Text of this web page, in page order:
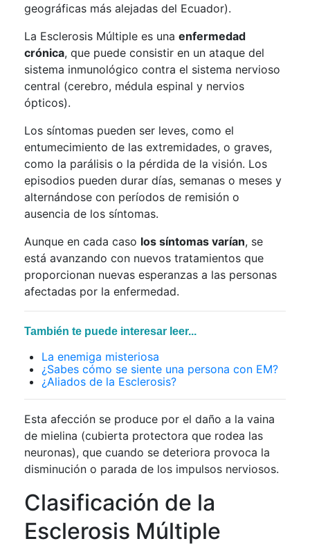
geográficas más alejadas del Ecuador).
La Esclerosis Múltiple es una enfermedad
crónica, que puede consistir en un ataque del
sistema inmunológico contra el sistema nervioso
central (cerebro, médula espinal y nervios
ópticos).
Los síntomas pueden ser leves, como el
entumecimiento de las extremidades, o graves,
como la parálisis o la pérdida de la visión. Los
episodios pueden durar días, semanas o meses y
alternándose con períodos de remisión o
ausencia de los síntomas.
Aunque en cada caso los síntomas varían, se
está avanzando con nuevos tratamientos que
proporcionan nuevas esperanzas a las personas
afectadas por la enfermedad.
También te puede interesar leer...
La enemiga misteriosa
¿Sabes cómo se siente una persona con EM?
¿Aliados de la Esclerosis?
Esta afección se produce por el daño a la vaina
de mielina (cubierta protectora que rodea las
neuronas), que cuando se deteriora provoca la
disminución o parada de los impulsos nerviosos.
Clasificación de la
Esclerosis Múltiple